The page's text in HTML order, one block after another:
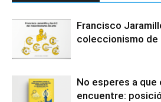
Francisco
coleccionismo de
No esperes a
encuentre: